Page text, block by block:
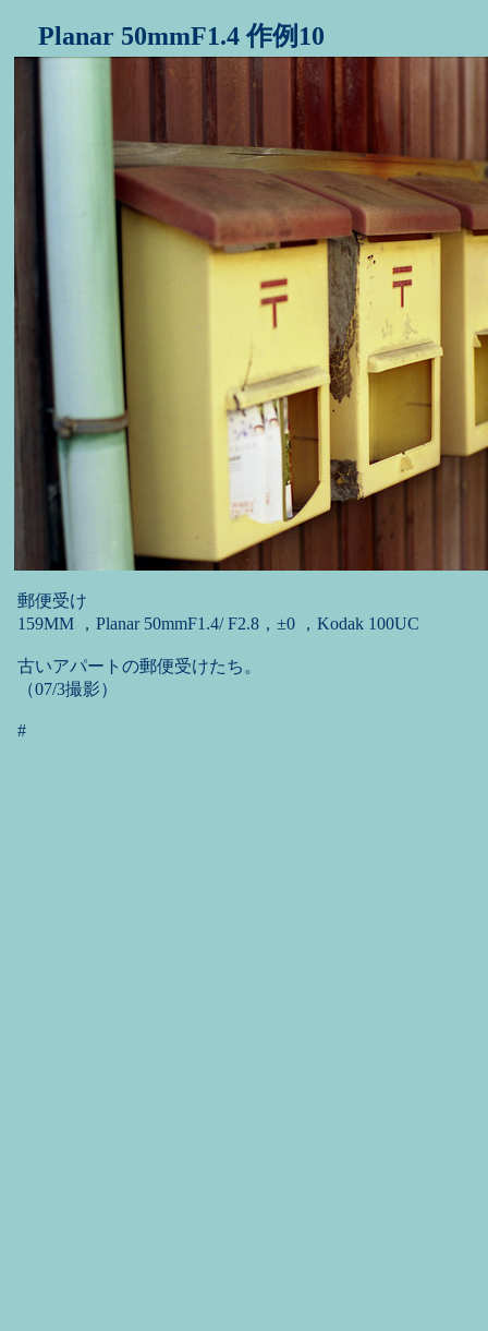
Planar 50mmF1.4 作例10
郵便受け
159MM ，Planar 50mmF1.4/ F2.8，±0 ，Kodak 100UC
古いアパートの郵便受けたち。
（07/3撮影）
#